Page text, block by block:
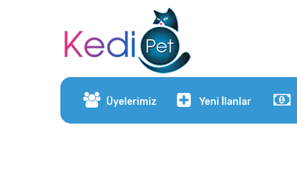
Üyelerimiz Yeni İlanlar